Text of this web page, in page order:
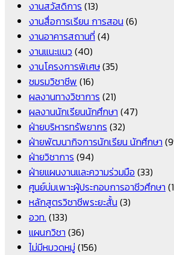
งานสวัสดิการ (13)
งานสื่อการเรียน การสอน (6)
งานอาคารสถานที่ (4)
งานแนะแนว (40)
งานโครงการพิเศษ(35)
ชมรมวิชาชีพ (16)
ผลงานทางวิชาการ (21)
ผลงานนักเรียนนักศึกษา (47)
ฝ่ายบริหารทรัพยากร (32)
ฝ่ายพัฒนากิจการนักเรียน นักศึกษา
ฝ่ายวิชาการ (94)
ฝ่ายแผนงานและความร่วมมือ (33)
ศูนย์บ่มเพาะผู้ประกอบการอาชีวศึกษา
หลักสูตรวิชาชีพระยะสั้น (3)
อวท. (133)
แผนกวิชา (36)
ไม่มีหมวดหมู่ (156)